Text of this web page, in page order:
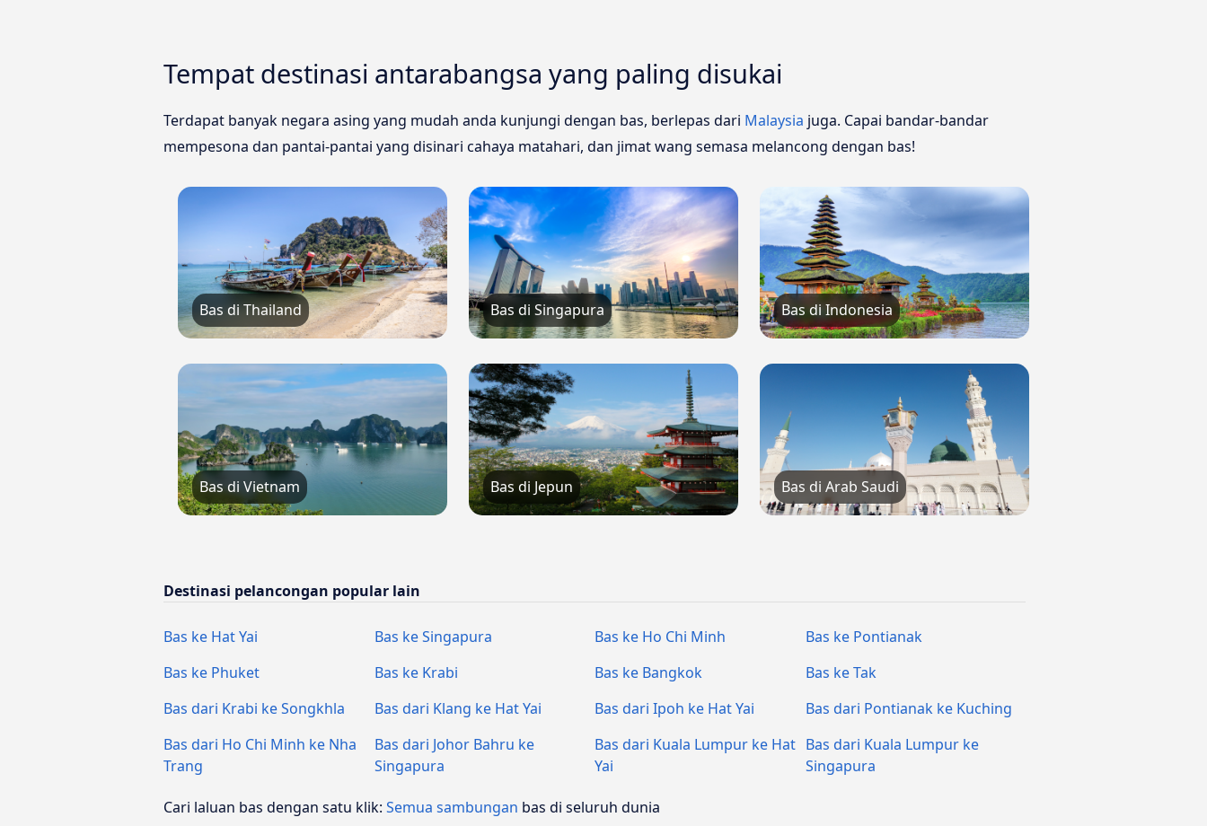
Tempat destinasi antarabangsa yang paling disukai
Terdapat banyak negara asing yang mudah anda kunjungi dengan bas, berlepas dari Malaysia juga. Capai bandar-bandar
mempesona dan pantai-pantai yang disinari cahaya matahari, dan jimat wang semasa melancong dengan bas!
Bas di Thailand Bas di Singapura Bas di Indonesia
Bas di Vietnam Bas di Jepun Bas di Arab Saudi
Destinasi pelancongan popular lain
Bas ke Hat Yai
Bas ke Singapura
Bas ke Phuket
Bas ke Krabi
Bas dari Krabi ke Songkhla
Bas dari Klang ke Hat Yai
Bas dari Ho Chi Minh ke Nha
Trang
Bas dari Johor Bahru ke
Singapura
Bas ke Ho Chi Minh
Bas ke Pontianak
Bas ke Bangkok
Bas ke Tak
Bas dari Ipoh ke Hat Yai
Bas dari Pontianak ke Kuching
Bas dari Kuala Lumpur ke Hat
Yai
Bas dari Kuala Lumpur ke
Singapura
Cari laluan bas dengan satu klik: Semua sambungan bas di seluruh dunia